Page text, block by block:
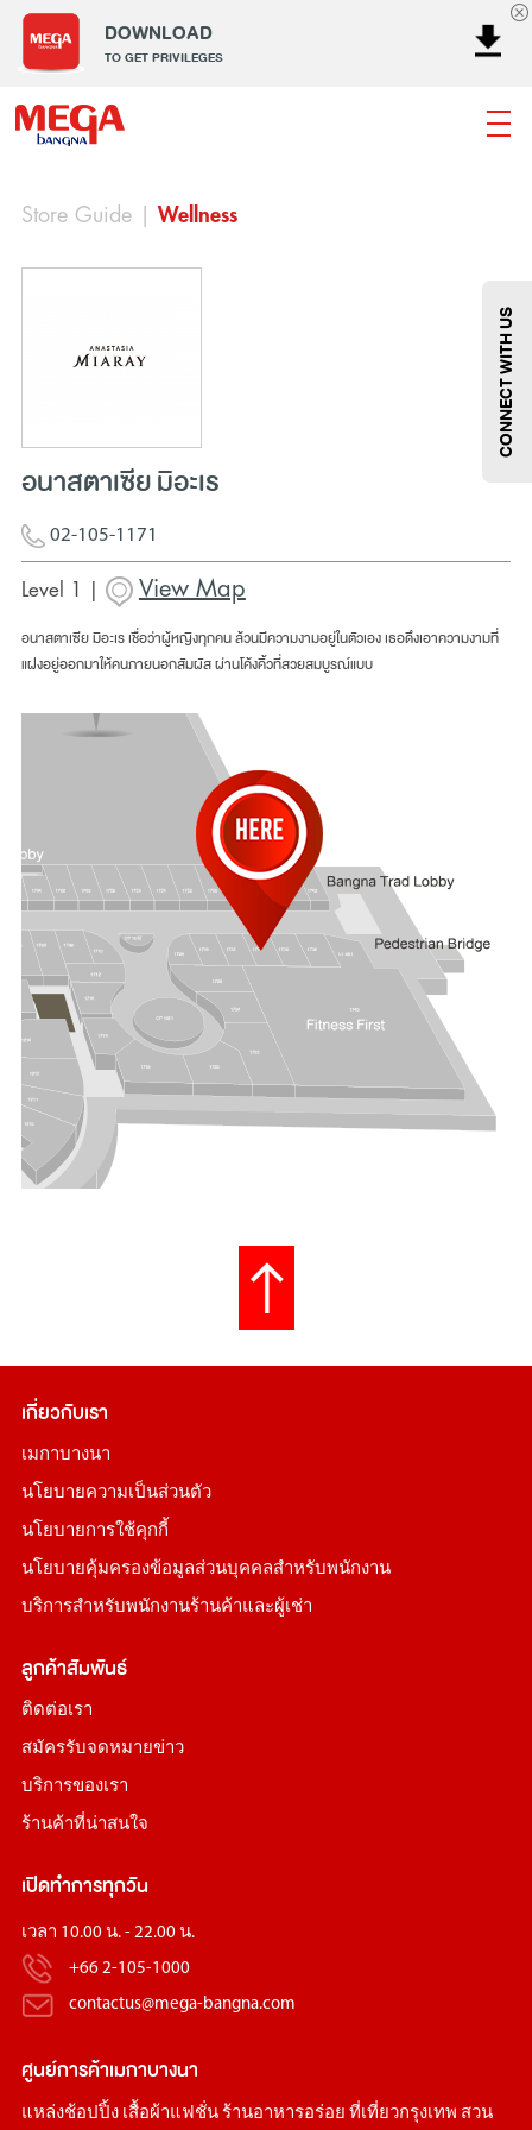
DOWNLOAD
TO GET PRIVILEGES
ธนาคาร ร้านอาหาร
แฟชั่น@Megabangna
CONNECT WITH US
Store Guide| Wellness
อนาสตาเซีย มิอะเร
02-105-1171
Level 1 | View Map
อนาสตาเซีย มิอะเร เชื่อว่าผู้หญิงทุกคน ล้วนมีความงามอยู่ในตัวเอง เธอดึงเอาความงามที่
แฝงอยู่ออกมาให้คนภายนอกสัมผัส ผ่านโค้งคิ้วที่สวยสมบูรณ์แบบ
เกี่ยวกับเรา
เมกาบางนา
นโยบายความเป็นส่วนตัว
นโยบายการใช้คุกกี้
นโยบายคุ้มครองข้อมูลส่วนบุคคลสำหรับพนักงาน
บริการสำหรับพนักงานร้านค้าและผู้เช่า
ลูกค้าสัมพันธ์
ติดต่อเรา
สมัครรับจดหมายข่าว
บริการของเรา
ร้านค้าที่น่าสนใจ
เปิดทำการทุกวัน
เวลา 10.00 น. - 22.00 น.
+66 2-105-1000
contactus@mega-bangna.com
ศูนย์การค้าเมกาบางนา
แหล่งช้อปปิ้ง เสื้อผ้าแฟชั่น ร้านอาหารอร่อย ที่เที่ยวกรุงเทพ สวน